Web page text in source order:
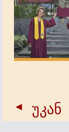
უკან